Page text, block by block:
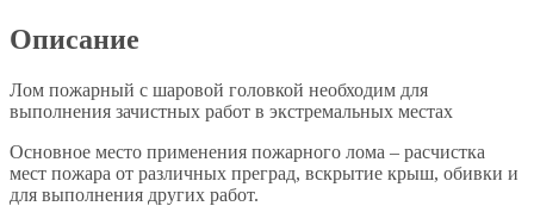
Описание
Лом пожарный с шаровой головкой необходим для
выполнения зачистных работ в экстремальных местах
Основное место применения пожарного лома – расчистка
мест пожара от различных преград, вскрытие крыш, обивки и
для выполнения других работ.